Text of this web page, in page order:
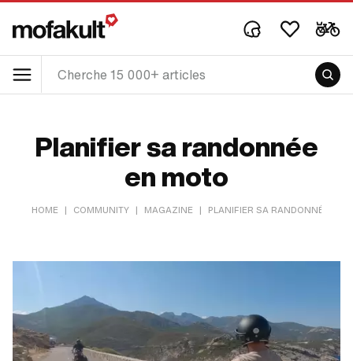
Planifier sa randonnée
en moto
HOME | COMMUNITY | MAGAZINE | PLANIFIER SA RANDONNÉE EN